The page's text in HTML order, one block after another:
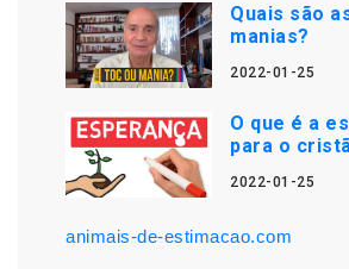
Quais são
manias?
2022-01-25
O que é a
para o
2022-01-25
animais-de-estimacao.com